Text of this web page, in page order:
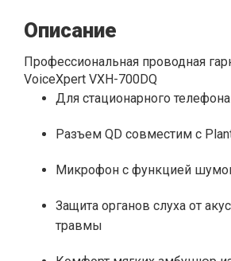
Описание
Профессиональная проводная
VoiceXpert VXH-700DQ
Для стационарного телефона
Разъем QD совместим с
Микрофон с функцией
Защита органов слуха от
травмы